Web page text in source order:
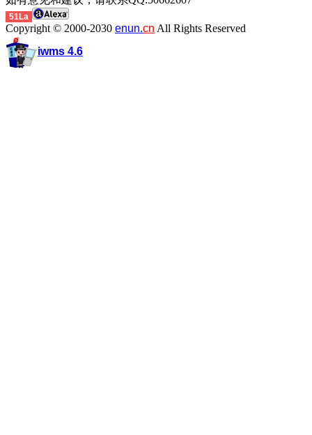
51La
Copyright © 2000-2030 enun.cn All Rights Reserved
iwms 4.6